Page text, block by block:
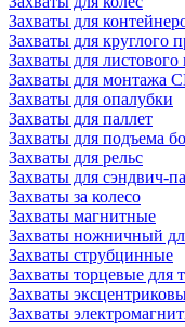
Захваты для
Захваты для круглого
Захваты для листового
Захваты для монтажа
Захваты для опалубки
Захваты для паллет
Захваты для подъема
Захваты для рельс
Захваты для сэндвич-
Захваты за колесо
Захваты магнитные
Захваты ножничный
Захваты струбцинные
Захваты торцевые для
Захваты
Захваты